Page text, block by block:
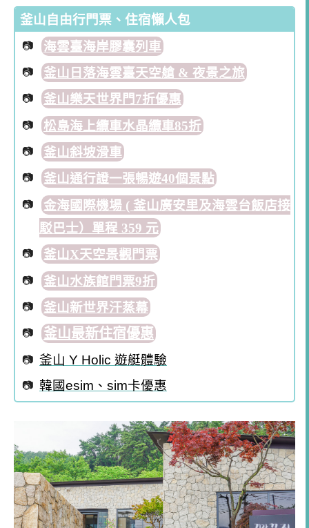
釜山自由行門票、住宿懶人包
海雲臺海岸膠囊列車
釜山日落海雲臺天空艙 & 夜景之旅
釜山樂天世界門7折優惠
松島海上纜車水晶纜車85折
釜山斜坡滑車
釜山通行證一張暢遊40個景點
金海國際機場 ( 釜山廣安里及海雲台飯店接
駁巴士）單程 359 元
釜山X天空景觀門票
釜山水族館門票9折
釜山新世界汗蒸幕
釜山最新住宿優惠
釜山 Y Holic 遊艇體驗
韓國esim、sim卡優惠